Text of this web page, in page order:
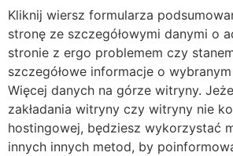
Kliknij wiersz formularza
stronę ze szczegółowymi danymi o
stronie z ergo problemem czy
szczegółowe informacje o
Więcej danych na górze witryny.
zakładania witryny czy witryny nie
hostingowej, będziesz wykorzystać
innych innych metod, by